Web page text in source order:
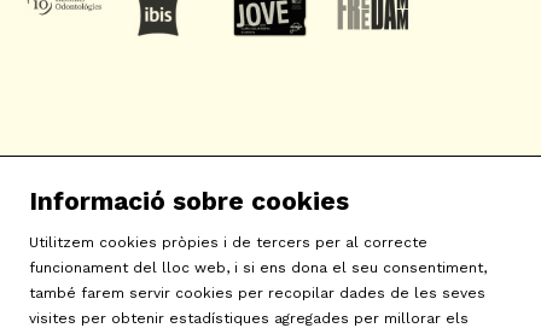
c/ Neopàtria, 54
08030 Barcelona
info@sat-teatre.cat | 933457930
Informació sobre cookies
Utilitzem cookies pròpies i de tercers per al correcte
funcionament del lloc web, i si ens dona el seu consentiment,
també farem servir cookies per recopilar dades de les seves
visites per obtenir estadístiques agregades per millorar els